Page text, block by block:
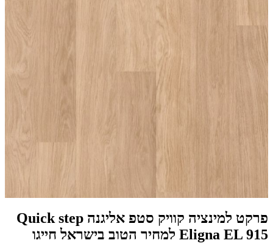
פרקט למינציה קוויק סטפ אליגנה Quick step
Eligna EL 915 למחיר הטוב בישראל חייגו